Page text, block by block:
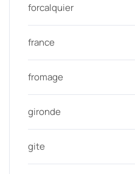
forcalquier
france
fromage
gironde
gite